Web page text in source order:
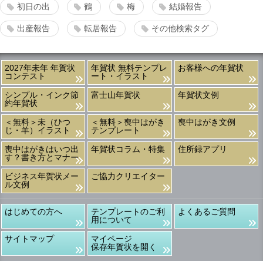
初日の出 鶴 梅 結婚報告
出産報告 転居報告 その他検索タグ
2027年未年 年賀状
コンテスト
年賀状 無料テンプレ
ート・イラスト
お客様への年賀状
シンプル・インク節
約年賀状
富士山年賀状 年賀状文例
＜無料＞未（ひつ
じ・羊）イラスト
＜無料＞喪中はがき
テンプレート
喪中はがき文例
喪中はがきはいつ出
す？書き方とマナー
年賀状コラム・特集 住所録アプリ
ビジネス年賀状メー
ル文例
ご協力クリエイター
はじめての方へ
テンプレートのご利
用について
よくあるご質問
サイトマップ
マイページ
保存年賀状を開く